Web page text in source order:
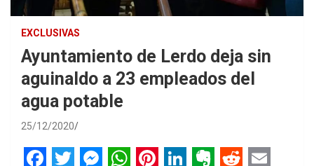
EXCLUSIVAS
Ayuntamiento de Lerdo deja sin
aguinaldo a 23 empleados del
agua potable
25/12/2020